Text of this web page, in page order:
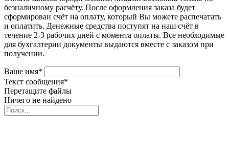
безналичному расчёту. После оформления заказа будет
сформирован счёт на оплату, который Вы можете распечатать
и оплатить. Денежные средства поступят на наш счёт в
течение 2-3 рабочих дней с момента оплаты. Все необходимые
для бухгалтерии документы выдаются вместе с заказом при
получении.
Ваше имя*
Текст сообщения*
Перетащите файлы
Ничего не найдено